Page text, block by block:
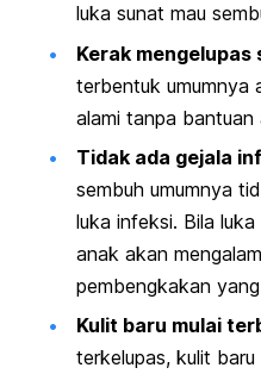
luka sunat mau
Kerak mengelupas
terbentuk umumnya
alami tanpa bantuan
Tidak ada gejala
sembuh umumnya
luka infeksi. Bila
anak akan
pembengkakan
Kulit baru mulai
terkelupas, kulit